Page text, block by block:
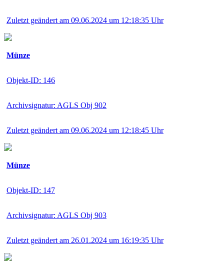
Zuletzt geändert am 09.06.2024 um 12:18:35 Uhr
Münze
Objekt-ID: 146
Archivsignatur: AGLS Obj 902
Zuletzt geändert am 09.06.2024 um 12:18:45 Uhr
Münze
Objekt-ID: 147
Archivsignatur: AGLS Obj 903
Zuletzt geändert am 26.01.2024 um 16:19:35 Uhr